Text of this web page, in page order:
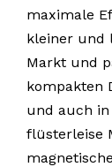
maximale
kleiner und
Markt und
kompakten
und auch in
flüsterleise